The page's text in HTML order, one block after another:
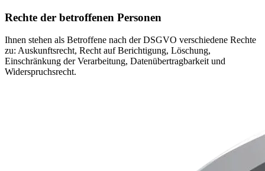
Rechte der betroffenen Personen
Ihnen stehen als Betroffene nach der DSGVO verschiedene Rechte
zu: Auskunftsrecht, Recht auf Berichtigung, Löschung,
Einschränkung der Verarbeitung, Datenübertragbarkeit und
Widerspruchsrecht.